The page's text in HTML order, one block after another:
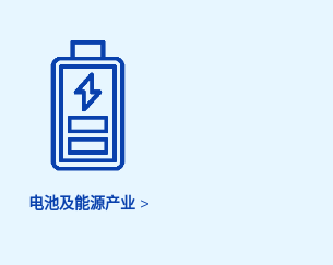
电池及能源产业>